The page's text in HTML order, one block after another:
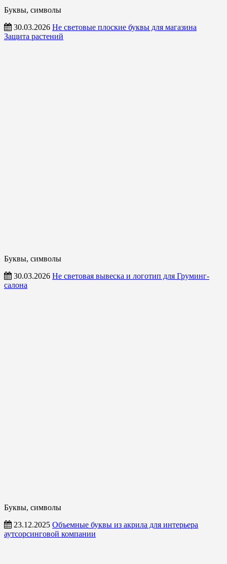
Буквы, символы
30.03.2026 Не световые плоские буквы для магазина
Защита растений
Буквы, символы
30.03.2026 Не световая вывеска и логотип для Груминг-
салона
Буквы, символы
23.12.2025 Объемные буквы из акрила для интерьера
аутсорсинговой компании